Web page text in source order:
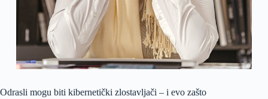
Odrasli mogu biti kibernetički zlostavljači – i evo zašto